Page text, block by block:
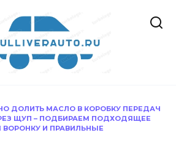
ДОЛИТЬ МАСЛО В КОРОБКУ ПЕРЕДАЧ
ЩУП – ПОДБИРАЕМ ПОДХОДЯЩЕЕ
И ПРАВИЛЬНЫЕ